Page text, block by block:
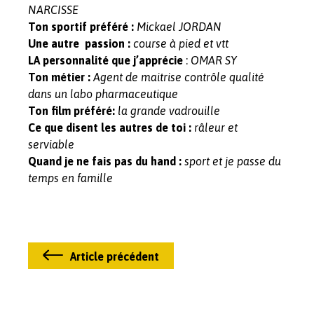
NARCISSE
Ton sportif préféré : Mickael JORDAN
Une autre passion : course à pied et vtt
LA personnalité que j’apprécie : OMAR SY
Ton métier : Agent de maitrise contrôle qualité
dans un labo pharmaceutique
Ton film préféré: la grande vadrouille
Ce que disent les autres de toi : râleur et
serviable
Quand je ne fais pas du hand : sport et je passe du
temps en famille
Article précédent